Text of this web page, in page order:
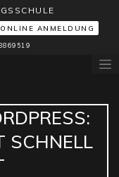
ONLINE ANMELDUNG
SCHNELL